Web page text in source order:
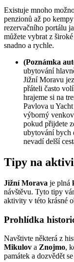
Existuje mnoho
penzionů až po
rezervačního portálu
můžete vybrat z
snadno a rychle.
(Poznámka
ubytování
Jižní Moravu
přáteli často
hrajeme si na
Pavlova u
výborný
pokud přijdete
ubytování bych
nevadí delší
Tipy na
Jižní Morava je plná
návštěvu. Tyto tipy
aktivity v této krásné
Prohlídka
Navštivte některá z
Mikulov a Znojmo,
památek a dozvědět